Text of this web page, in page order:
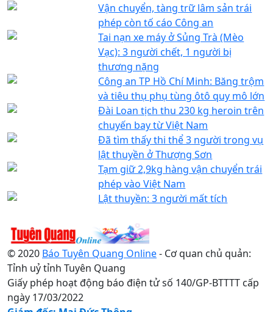
Vận chuyển, tàng trữ lâm sản trái
phép còn tố cáo Công an
Tai nạn xe máy ở Sủng Trà (Mèo
Vạc): 3 người chết, 1 người bị
thương nặng
Công an TP Hồ Chí Minh: Băng trộm
và tiêu thụ phụ tùng ôtô quy mô lớn
Đài Loan tịch thu 230 kg heroin trên
chuyến bay từ Việt Nam
Đã tìm thấy thi thể 3 người trong vụ
lật thuyền ở Thượng Sơn
Tạm giữ 2,9kg hàng vận chuyển trái
phép vào Việt Nam
Lật thuyền: 3 người mất tích
© 2020 Báo Tuyên Quang Online- Cơ quan chủ quản:
Tỉnh uỷ tỉnh Tuyên Quang
Giấy phép hoạt động báo điện tử số 140/GP-BTTTT cấp
ngày 17/03/2022